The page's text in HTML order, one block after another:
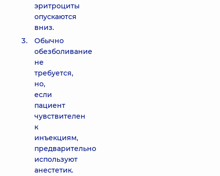
эритроциты
опускаются
вниз.
Обычно
обезболивание
не
требуется,
но,
если
пациент
чувствителен
к
инъекциям,
предварительно
используют
анестетик.